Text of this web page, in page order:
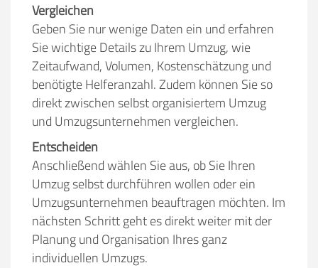
Vergleichen
Geben Sie nur wenige Daten ein und erfahren
Sie wichtige Details zu Ihrem Umzug, wie
Zeitaufwand, Volumen, Kostenschätzung und
benötigte Helferanzahl. Zudem können Sie so
direkt zwischen selbst organisiertem Umzug
und Umzugsunternehmen vergleichen.
Entscheiden
Anschließend wählen Sie aus, ob Sie Ihren
Umzug selbst durchführen wollen oder ein
Umzugsunternehmen beauftragen möchten. Im
nächsten Schritt geht es direkt weiter mit der
Planung und Organisation Ihres ganz
individuellen Umzugs.